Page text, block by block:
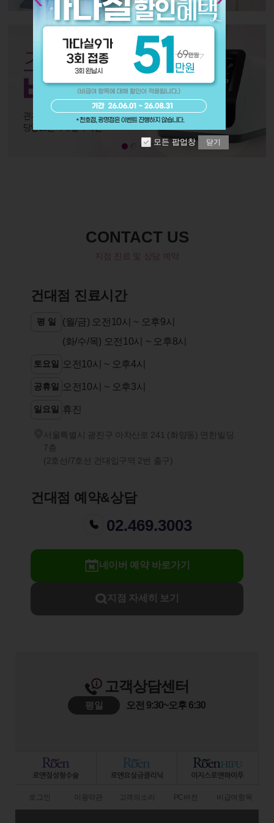
모든 팝업창 닫기
CONTACT US
지점 진료 및 상담 예약
건대점 진료시간
평 일
(월/금) 오전10시 ~ 오후9시
(화/수/목) 오전10시 ~ 오후8시
토요일 오전10시 ~ 오후4시
공휴일 오전10시 ~ 오후3시
일요일 휴진
서울특별시 광진구 아차산로 241 (화양동) 연한빌딩
7층
(2호선/7호선 건대입구역 2번 출구)
건대점 예약&상담
02.469.3003
네이버 예약 바로가기
지점 자세히 보기
고객상담센터
평일 오전 9:30~오후 6:30
로그인 이용약관 고객의소리 PC버전 비급여항목